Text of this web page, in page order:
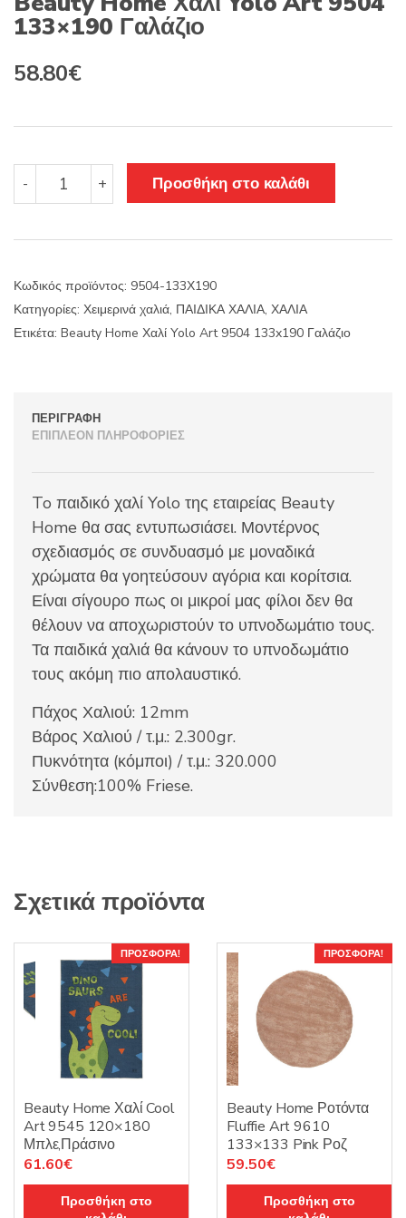
133×190 Γαλάζιο
Original
84.00€.
58.80€Η
είναι:
58.80€.
-
Beauty
Home
133x190
Γαλάζιο
ποσότητα
+ Προσθήκη στο καλάθι
Κωδικός προϊόντος: 9504-133Χ190
Κατηγορίες: Χειμερινά χαλιά, ΠΑΙΔΙΚΑ ΧΑΛΙΑ, ΧΑΛΙΑ
Ετικέτα: Beauty Home Χαλί Yolo Art 9504 133x190 Γαλάζιο
ΠΕΡΙΓΡΑΦΉ
ΕΠΙΠΛΈΟΝ ΠΛΗΡΟΦΟΡΊΕΣ
To παιδικό χαλί Yolo της εταιρείας Beauty
Home θα σας εντυπωσιάσει. Μοντέρνος
σχεδιασμός σε συνδυασμό με μοναδικά
χρώματα θα γοητεύσουν αγόρια και κορίτσια.
Είναι σίγουρο πως οι μικροί μας φίλοι δεν θα
θέλουν να αποχωριστούν το υπνοδωμάτιο τους.
Τα παιδικά χαλιά θα κάνουν το υπνοδωμάτιο
τους ακόμη πιο απολαυστικό.
Πάχος Χαλιού: 12mm
Βάρος Χαλιού / τ.μ.: 2.300gr.
Πυκνότητα (κόμποι) / τ.μ.: 320.000
Σύνθεση:100% Friese.
Σχετικά προϊόντα
ΠΡΟΣΦΟΡΆ!
Beauty Home Χαλί Cool
Art 9545 120×180
Μπλε,Πράσινο
Original
price
61.60€Η
τρέχουσα
τιμή
Προσθήκη στο
ΠΡΟΣΦΟΡΆ!
Beauty Home Ροτόντα
Fluffie Art 9610
133×133 Pink Ροζ
Original
price
59.50€Η
τρέχουσα
τιμή
Προσθήκη στο